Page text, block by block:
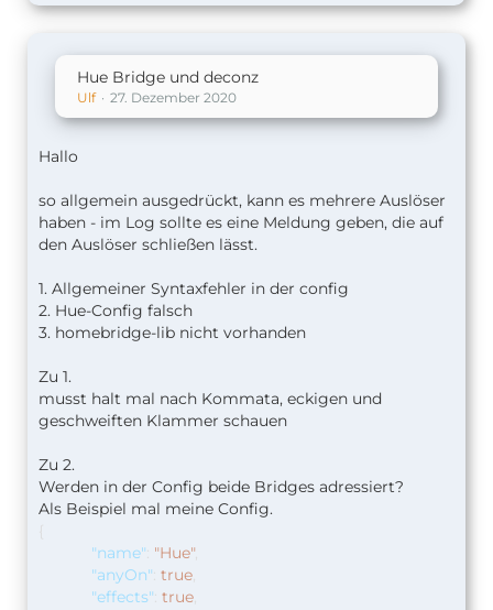
Hue Bridge und deconz
Ulf 27. Dezember 2020
Hallo
so allgemein ausgedrückt, kann es mehrere Auslöser
haben - im Log sollte es eine Meldung geben, die auf
den Auslöser schließen lässt.
1. Allgemeiner Syntaxfehler in der config
2. Hue-Config falsch
3. homebridge-lib nicht vorhanden
Zu 1.
musst halt mal nach Kommata, eckigen und
geschweiften Klammer schauen
Zu 2.
Werden in der Config beide Bridges adressiert?
Als Beispiel mal meine Config.
{
"name": "Hue",
"anyOn": true,
"effects": true,